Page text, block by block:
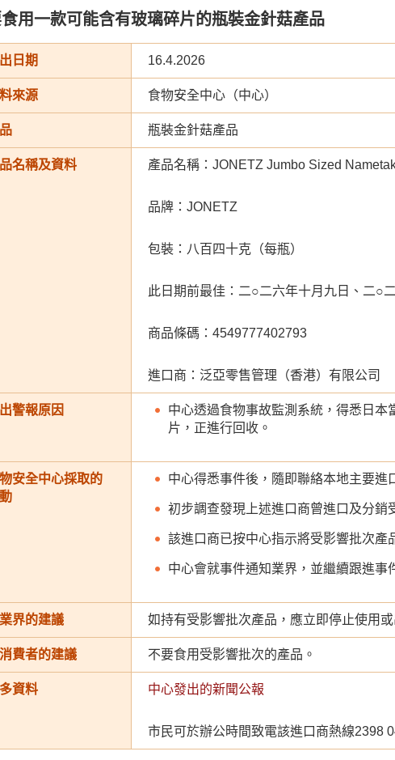
用一款可能含有玻璃碎片的瓶裝金針菇產品
日期 16.4.2026
來源 食物安全中心（中心）
瓶裝金針菇產品
名稱及資料 產品名稱：JONETZ Jumbo Sized
品牌：JONETZ
包裝：八百四十克（每瓶）
此日期前最佳：二○二六年十月九日、二○
商品條碼：4549777402793
進口商：泛亞零售管理（香港）有限公司
警報原因
中心透過食物事故監測系統，得悉日
片，正進行回收。
安全中心採取的
中心得悉事件後，隨即聯絡本地主要進
初步調查發現上述進口商曾進口及分銷
該進口商已按中心指示將受影響批次產
中心會就事件通知業界，並繼續跟進事
界的建議 如持有受影響批次產品，應立即停止使用或
費者的建議 不要食用受影響批次的產品。
資料 中心發出的新聞公報
市民可於辦公時間致電該進口商熱線2398